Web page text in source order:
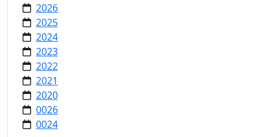
2026
2025
2024
2023
2022
2021
2020
0026
0024